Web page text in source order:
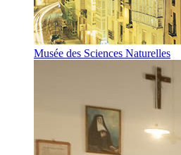
Musée des Sciences Naturelles